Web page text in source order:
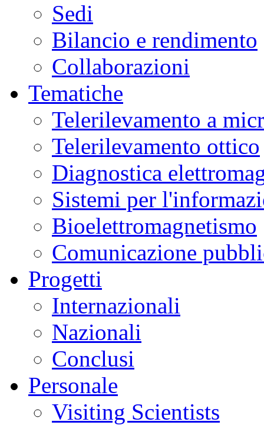
Sedi
Bilancio e rendimento
Collaborazioni
Tematiche
Telerilevamento a
Telerilevamento ottico
Diagnostica
Sistemi per
Bioelettromagnetismo
Comunicazione
Progetti
Internazionali
Nazionali
Conclusi
Personale
Visiting Scientists